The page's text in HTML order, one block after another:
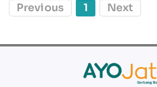
Previous 1 Next